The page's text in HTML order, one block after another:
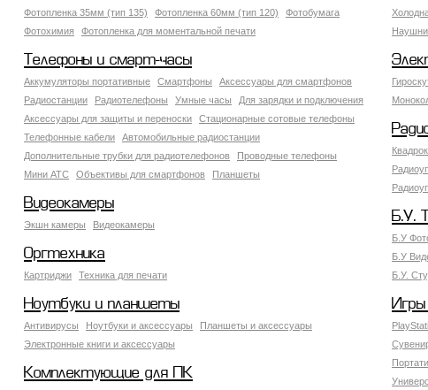
Фотопленка 35мм (тип 135) Фотопленка 60мм (тип 120)
Фотобумага
Фотохимия
Фотопленка для моментальной печати
Телефоны и смарт-часы
Аккумуляторы портативные Смартфоны
Аксессуары для смартфонов
Радиостанции
Радиотелефоны Умные часы
Для зарядки и подключения
Аксессуары для защиты и переноски
Стационарные сотовые телефоны
Телефонные кабели
Автомобильные радиостанции
Дополнительные трубки для радиотелефонов
Проводные телефоны
Мини АТС
Объективы для смартфонов Планшеты
Видеокамеры
Экшн камеры Видеокамеры Б.У.
Б.У
Б.У
Б.У.
Оргтехника
Картриджи Техника для печати
Ноутбуки и планшеты
Антивирусы Ноутбуки и аксессуары
Планшеты и аксессуары
Электронные книги и аксессуары
Комплектующие для ПК